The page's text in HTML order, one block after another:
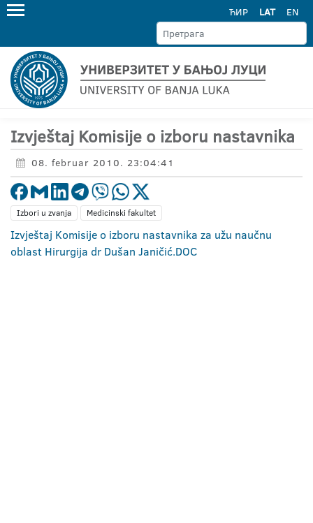
ЋИР LAT EN
Izvještaj Komisije o izboru nastavnika
08. februar 2010. 23:04:41
Izbori u zvanja Medicinski fakultet
Izvještaj Komisije o izboru nastavnika za užu naučnu
oblast Hirurgija dr Dušan Janičić.DOC